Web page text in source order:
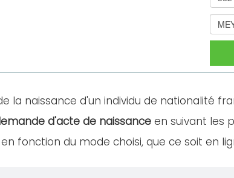
la naissance d'un individu de nationalité
d'acte de naissance en suivant les
fonction du mode choisi, que ce soit en